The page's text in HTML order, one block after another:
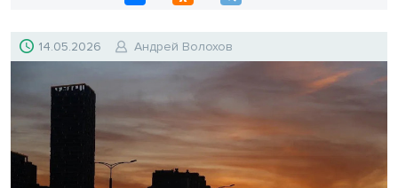
14.05.2026 Андрей Волохов